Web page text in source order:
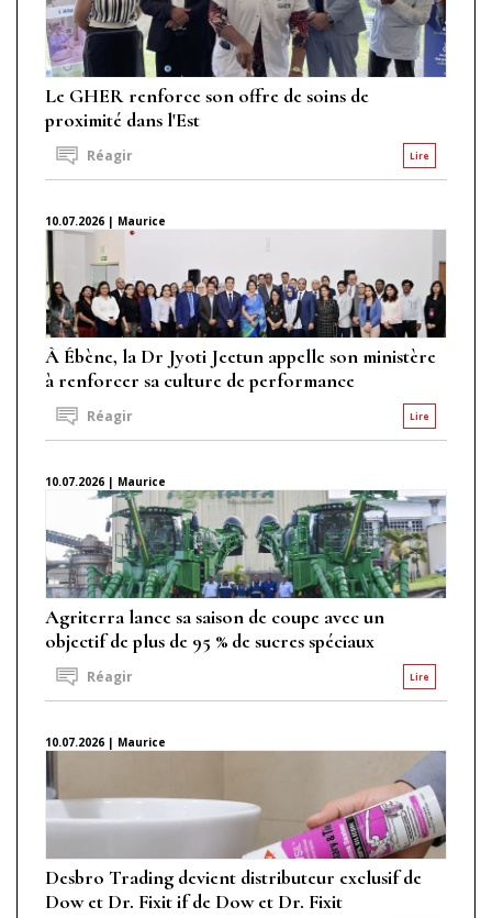
Le GHER renforce son offre de soins de
proximité dans l'Est
Lire
Réagir
10.07.2026 | Maurice
À Ébène, la Dr Jyoti Jeetun appelle son ministère
à renforcer sa culture de performance
Lire
Réagir
10.07.2026 | Maurice
Agriterra lance sa saison de coupe avec un
objectif de plus de 95 % de sucres spéciaux
Lire
Réagir
10.07.2026 | Maurice
Desbro Trading devient distributeur exclusif de
Dow et Dr. Fixit if de Dow et Dr. Fixit